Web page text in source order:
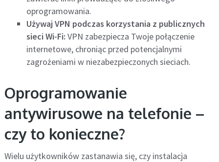
oprogramowania.
Używaj VPN podczas korzystania z publicznych
sieci Wi-Fi: VPN zabezpiecza Twoje połączenie
internetowe, chroniąc przed potencjalnymi
zagrożeniami w niezabezpieczonych sieciach.
Oprogramowanie
antywirusowe na telefonie –
czy to konieczne?
Wielu użytkowników zastanawia się, czy instalacja